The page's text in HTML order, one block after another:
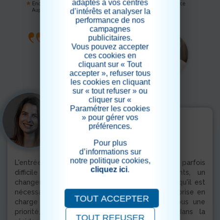
Le mot de la directrice
CONSTANCE MOREL
L'entrée en maison de retraite est une étape parfois
difficile à franchir pour les futurs résidents, un
changement de vie, d'habitudes et de repères qu'il est
nécessaire d'accompagner au plus près. Cette prise en
charge humaine et personnalisée est pour nous une
priorité, afin que chacun puisse retrouver dans la
adaptés à vos centres
d’intérêts et analyser la
performance de nos
campagnes
publicitaires.
Vous pouvez accepter
ces cookies en
cliquant sur « Tout
accepter », refuser tous
les cookies en cliquant
sur « tout refuser » ou
cliquer sur «
Paramétrer les cookies
» pour gérer vos
préférences.
Pour plus
d’informations sur
notre politique cookies,
cliquez ici.
TOUT ACCEPTER
TOUT REFUSER